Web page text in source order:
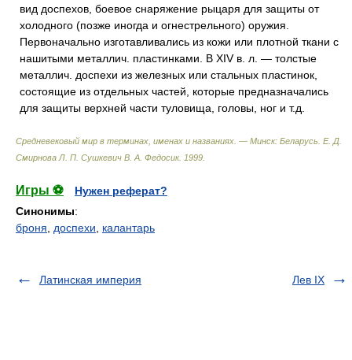
вид доспехов, боевое снаряжение рыцаря для защиты от
холодного (позже иногда и огнестрельного) оружия.
Первоначально изготавливались из кожи или плотной ткани с
нашитыми металлич. пластинками. В XIV в. л. — толстые
металлич. доспехи из железных или стальных пластинок,
состоящие из отдельных частей, которые предназначались
для защиты верхней части туловища, головы, ног и т.д.
Средневековый мир в терминах, именах и названиях. — Минск: Беларусь Е. Д.
Смирнова Л. П. Сушкевич В. А. Федосик. 1999
Игры ⚽
Нужен реферат?
Синонимы:
броня
доспехи калантарь
Латинская империя Лев IX